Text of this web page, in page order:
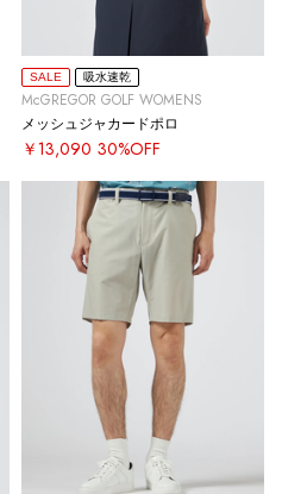
SALE 吸水速乾
McGREGOR GOLF WOMENS
メッシュジャカードポロ
￥13,090 30%OFF